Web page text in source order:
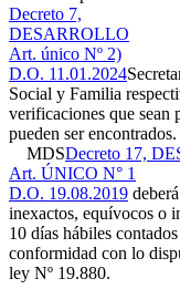
Decreto 7,
DESARROLLO
Art. único Nº 2)
D.O. 11.01.2024
Social y Familia
verificaciones que sean
pueden ser encontrados.
MDSDecreto 17,
Art. ÚNICO N° 1
D.O. 19.08.2019
inexactos, equívocos o
10 días hábiles
conformidad con lo
ley Nº 19.880.